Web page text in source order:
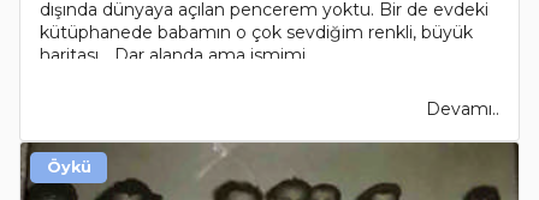
dışında dünyaya açılan pencerem yoktu. Bir de evdeki
kütüphanede babamın o çok sevdiğim renkli, büyük
haritası... Dar alanda ama ismimi..
Devamı..
Öykü